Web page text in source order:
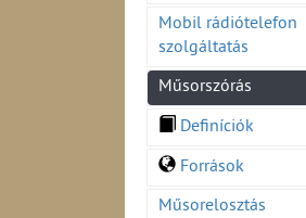
Mobil rádiótelefon
szolgáltatás
Műsorszórás
Definíciók
Források
Műsorelosztás